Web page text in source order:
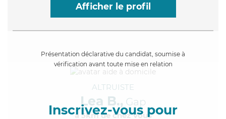
Afficher le profil
Présentation déclarative du candidat, soumise à
vérification avant toute mise en relation
Inscrivez-vous pour
ALTRUISTE
Lea B., Gap
à 5km de chez Vous